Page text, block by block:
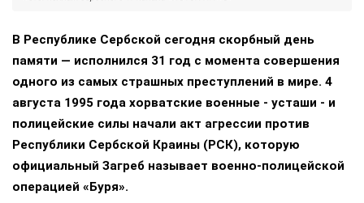
В Республике Сербской сегодня скорбный день
памяти — исполнился 31 год с момента совершения
одного из самых страшных преступлений в мире. 4
августа 1995 года хорватские военные - усташи - и
полицейские силы начали акт агрессии против
Республики Сербской Краины (РСК), которую
официальный Загреб называет военно-полицейской
операцией «Буря».